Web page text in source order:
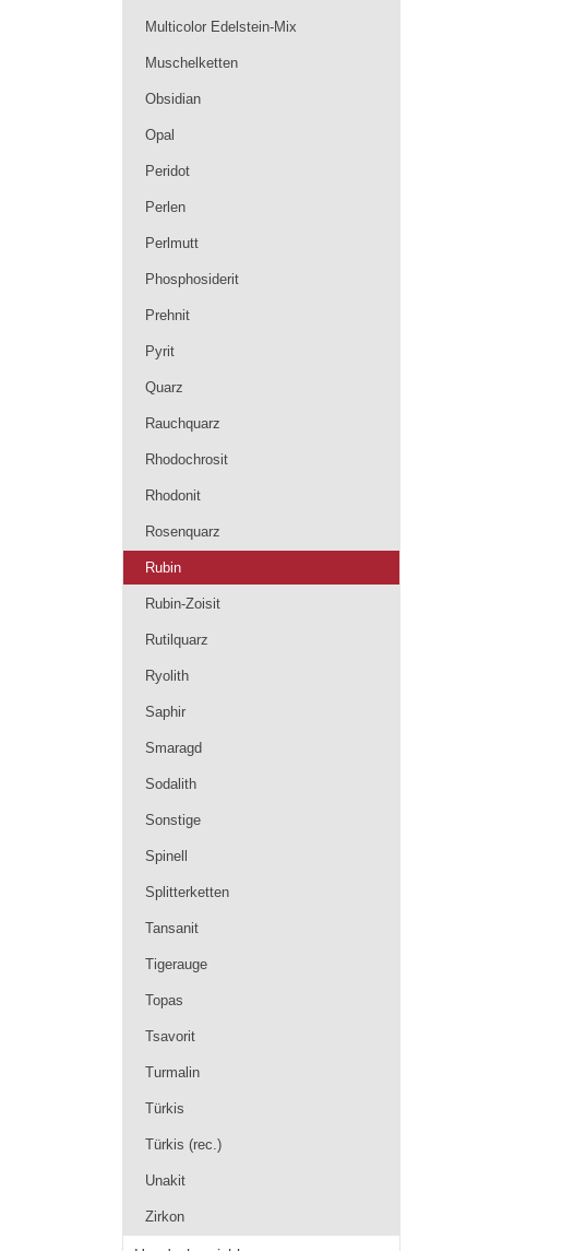
Multicolor Edelstein-Mix
Muschelketten
Obsidian
Opal
Peridot
Perlen
Perlmutt
Phosphosiderit
Prehnit
Pyrit
Quarz
Rauchquarz
Rhodochrosit
Rhodonit
Rosenquarz
Rubin
Rubin-Zoisit
Rutilquarz
Ryolith
Saphir
Smaragd
Sodalith
Sonstige
Spinell
Splitterketten
Tansanit
Tigerauge
Topas
Tsavorit
Turmalin
Türkis
Türkis (rec.)
Unakit
Zirkon